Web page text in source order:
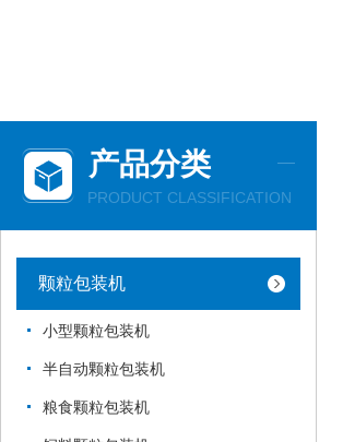
产品分类
PRODUCT CLASSIFICATION
颗粒包装机
小型颗粒包装机
半自动颗粒包装机
粮食颗粒包装机